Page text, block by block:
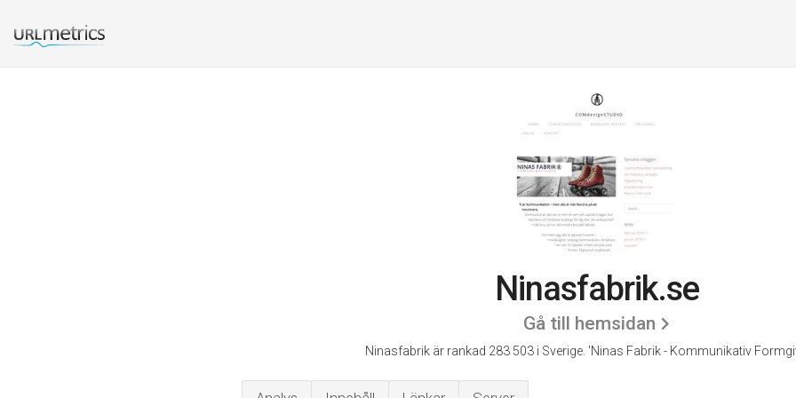
Ninasfabrik.se
Gå till hemsidan
Ninasfabrik är rankad 283 503 i Sverige. 'Ninas Fabrik - Kommunikativ